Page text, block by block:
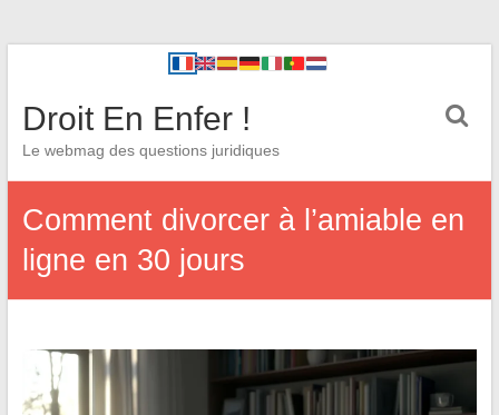
Droit En Enfer !
Le webmag des questions juridiques
Comment divorcer à l’amiable en
ligne en 30 jours